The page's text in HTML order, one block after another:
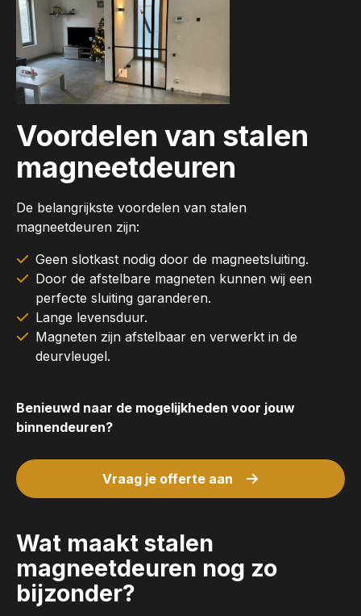
Voordelen van stalen
magneetdeuren
De belangrijkste voordelen van stalen
magneetdeuren zijn:
Geen slotkast nodig door de magneetsluiting.
Door de afstelbare magneten kunnen wij een
perfecte sluiting garanderen.
Lange levensduur.
Magneten zijn afstelbaar en verwerkt in de
deurvleugel.
Benieuwd naar de mogelijkheden voor jouw
binnendeuren?
Vraag je offerte aan
Wat maakt stalen
magneetdeuren nog zo
bijzonder?